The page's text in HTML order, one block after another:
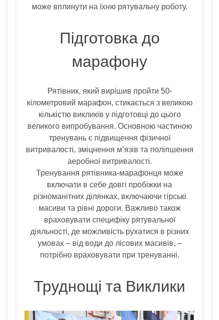
може вплинути на їхню рятувальну роботу.
Підготовка до
марафону
Рятівник, який вирішив пройти 50-
кілометровий марафон, стикається з великою
кількістю викликів у підготовці до цього
великого випробування. Основною частиною
тренувань є підвищення фізичної
витривалості, зміцнення м’язів та поліпшення
аеробної витривалості.
Тренування рятівника-марафонця може
включати в себе довгі пробіжки на
різноманітних ділянках, включаючи гірські
масиви та рівні дороги. Важливо також
враховувати специфіку рятувальної
діяльності, де можливість рухатися в різних
умовах – від води до лісових масивів, –
потрібно враховувати при тренуванні.
Труднощі та Виклики